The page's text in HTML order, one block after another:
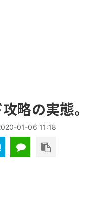
略の実態。
01-06 11:18